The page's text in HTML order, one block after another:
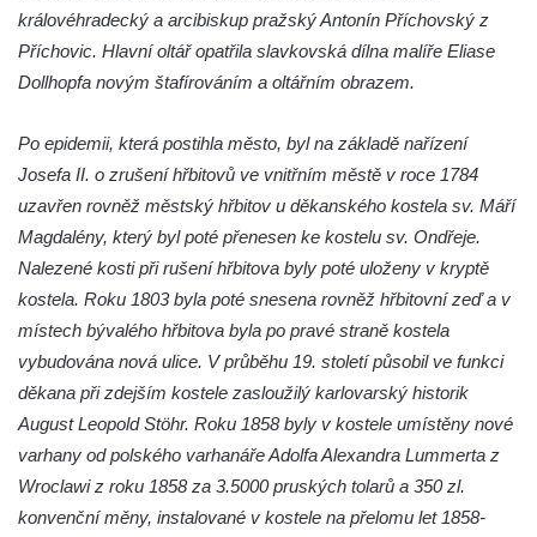
Kostel Nanebevzetí Panny Marie v Horním
Jiřetíně
Postoloprtech
Hřbitovní kaple v Postoloprtech
Kostel svatého Jana Evangelisty v Malém
Březně
Bývalá kaple svatých Jana a Pavla v
Nemilkově
Kaple svatého Jana Nepomuckého v Lišnici
Hřbitovní kaple v Chotyni
Kaple Čtrnácti svatých pomocníků v
Grabštejně
královéhradecký a arcibiskup pražský Antonín Příchovský z
Příchovic. Hlavní oltář opatřila slavkovská dílna malíře Eliase
Dollhopfa novým štafírováním a oltářním obrazem.
Po epidemii, která postihla město, byl na základě nařízení
Josefa II. o zrušení hřbitovů ve vnitřním městě v roce 1784
uzavřen rovněž městský hřbitov u děkanského kostela sv. Máří
Magdalény, který byl poté přenesen ke kostelu sv. Ondřeje.
Nalezené kosti při rušení hřbitova byly poté uloženy v kryptě
kostela. Roku 1803 byla poté snesena rovněž hřbitovní zeď a v
místech bývalého hřbitova byla po pravé straně kostela
vybudována nová ulice. V průběhu 19. století působil ve funkci
děkana při zdejším kostele zasloužilý karlovarský historik
August Leopold Stöhr. Roku 1858 byly v kostele umístěny nové
varhany od polského varhanáře Adolfa Alexandra Lummerta z
Wroclawi z roku 1858 za 3.5000 pruských tolarů a 350 zl.
konvenční měny, instalované v kostele na přelomu let 1858-